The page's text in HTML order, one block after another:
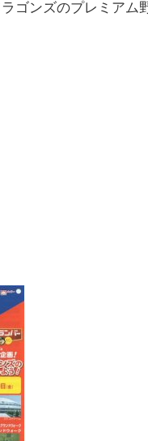
ゴンズのプレミア